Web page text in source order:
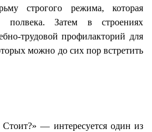
строгого режима, которая
полвека. Затем в строениях
трудовой профилакторий для
можно до сих пор встретить
— интересуется один из